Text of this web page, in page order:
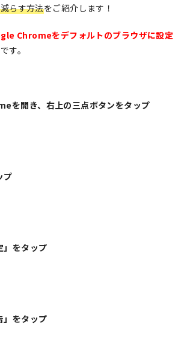
らす方法をご紹介します！
Chromeをデフォルトのブラウザに設定
です。
を開き、右上の三点ボタンをタップ
プ
」をタップ
」をタップ